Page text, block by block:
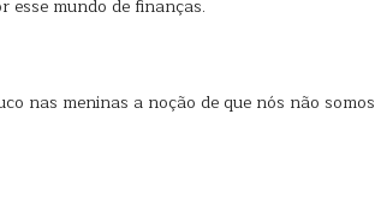
mundo de finanças.
nas meninas a noção de que nós não somos